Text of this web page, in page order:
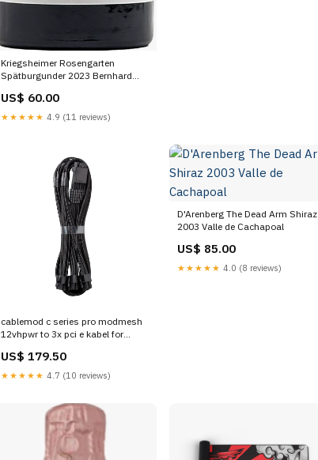
Kriegsheimer Rosengarten
Spätburgunder 2023 Bernhard
US$ 60.00
★★★★★ 4.9 (11 reviews)
cablemod c series pro modmesh
12vhpwr to 3x pci e kabel for
US$ 179.50
★★★★★ 4.7 (10 reviews)
D'Arenberg The Dead Arm Shiraz
2003 Valle de Cachapoal
US$ 85.00
★★★★★ 4.0 (8 reviews)